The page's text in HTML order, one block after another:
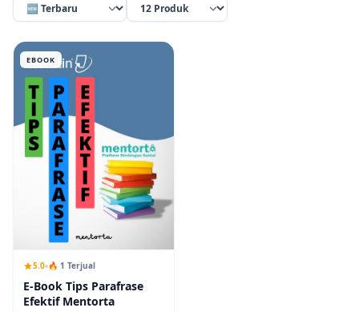
EBOOK
5.0 🔥 1 Terjual
E-Book Tips Parafrase
Efektif Mentorta